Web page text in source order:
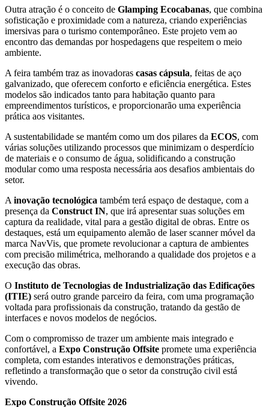
Outra atração é o conceito de Glamping Ecocabanas, que combina
sofisticação e proximidade com a natureza, criando experiências
imersivas para o turismo contemporâneo. Este projeto vem ao
encontro das demandas por hospedagens que respeitem o meio
ambiente.
A feira também traz as inovadoras casas cápsula, feitas de aço
galvanizado, que oferecem conforto e eficiência energética. Estes
modelos são indicados tanto para habitação quanto para
empreendimentos turísticos, e proporcionarão uma experiência
prática aos visitantes.
A sustentabilidade se mantém como um dos pilares da ECOS, com
várias soluções utilizando processos que minimizam o desperdício
de materiais e o consumo de água, solidificando a construção
modular como uma resposta necessária aos desafios ambientais do
setor.
A inovação tecnológica também terá espaço de destaque, com a
presença da Construct IN, que irá apresentar suas soluções em
captura da realidade, vital para a gestão digital de obras. Entre os
destaques, está um equipamento alemão de laser scanner móvel da
marca NavVis, que promete revolucionar a captura de ambientes
com precisão milimétrica, melhorando a qualidade dos projetos e a
execução das obras.
O Instituto de Tecnologias de Industrialização das Edificações
(ITIE) será outro grande parceiro da feira, com uma programação
voltada para profissionais da construção, tratando da gestão de
interfaces e novos modelos de negócios.
Com o compromisso de trazer um ambiente mais integrado e
confortável, a Expo Construção Offsite promete uma experiência
completa, com estandes interativos e demonstrações práticas,
refletindo a transformação que o setor da construção civil está
vivendo.
Expo Construção Offsite 2026